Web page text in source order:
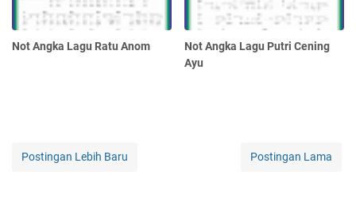
Not Angka Lagu Ratu Anom
Not Angka Lagu Putri Cening
Ayu
Postingan Lebih Baru Postingan Lama